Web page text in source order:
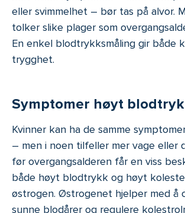
eller svimmelhet – bør tas på alvor.
tolker slike plager som
En enkel blodtrykksmåling gir både
trygghet.
Symptomer høyt
Kvinner kan ha de samme
– men i noen tilfeller mer vage eller
før overgangsalderen får en viss
både høyt blodtrykk og høyt
østrogen. Østrogenet hjelper med å
sunne blodårer og regulere